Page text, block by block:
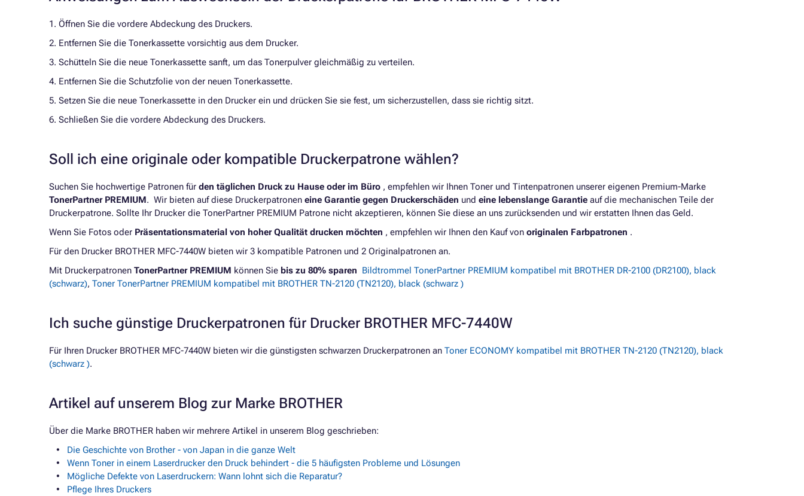
1. Öffnen Sie die vordere Abdeckung des Druckers.
2. Entfernen Sie die Tonerkassette vorsichtig aus dem Drucker.
3. Schütteln Sie die neue Tonerkassette sanft, um das Tonerpulver gleichmäßig zu verteilen.
4. Entfernen Sie die Schutzfolie von der neuen Tonerkassette.
5. Setzen Sie die neue Tonerkassette in den Drucker ein und drücken Sie sie fest, um sicherzustellen, dass sie richtig sitzt.
6. Schließen Sie die vordere Abdeckung des Druckers.
Soll ich eine originale oder kompatible Druckerpatrone wählen?
Suchen Sie hochwertige Patronen für den täglichen Druck zu Hause oder im Büro , empfehlen wir Ihnen Toner und Tintenpatronen unserer eigenen Premium-Marke
TonerPartner PREMIUM. Wir bieten auf diese Druckerpatronen eine Garantie gegen Druckerschäden und eine lebenslange Garantie auf die mechanischen Teile der
Druckerpatrone. Sollte Ihr Drucker die TonerPartner PREMIUM Patrone nicht akzeptieren, können Sie diese an uns zurücksenden und wir erstatten Ihnen das Geld.
Wenn Sie Fotos oder Präsentationsmaterial von hoher Qualität drucken möchten , empfehlen wir Ihnen den Kauf von originalen Farbpatronen .
Für den Drucker BROTHER MFC-7440W bieten wir 3 kompatible Patronen und 2 Originalpatronen an.
Mit Druckerpatronen TonerPartner PREMIUM können Sie bis zu 80% sparen Bildtrommel TonerPartner PREMIUM kompatibel mit BROTHER DR-2100 (DR2100), black
(schwarz), Toner TonerPartner PREMIUM kompatibel mit BROTHER TN-2120 (TN2120), black (schwarz )
Ich suche günstige Druckerpatronen für Drucker BROTHER MFC-7440W
Für Ihren Drucker BROTHER MFC-7440W bieten wir die günstigsten schwarzen Druckerpatronen an Toner ECONOMY kompatibel mit BROTHER TN-2120 (TN2120), black
(schwarz ).
Artikel auf unserem Blog zur Marke BROTHER
Über die Marke BROTHER haben wir mehrere Artikel in unserem Blog geschrieben:
Die Geschichte von Brother - von Japan in die ganze Welt
Wenn Toner in einem Laserdrucker den Druck behindert - die 5 häufigsten Probleme und Lösungen
Mögliche Defekte von Laserdruckern: Wann lohnt sich die Reparatur?
Pflege Ihres Druckers